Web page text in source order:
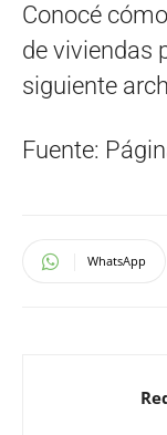
Conocé
de viviendas
siguiente
Fuente:
WhatsApp